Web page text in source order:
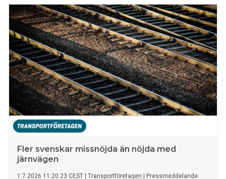
Fler svenskar missnöjda än nöjda med
järnvägen
1.7.2026 11:20:23 CEST Transportföretagen Pressmeddelande